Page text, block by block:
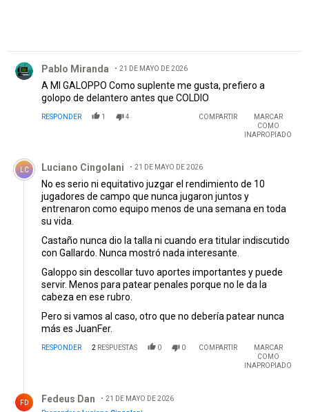
Pablo Miranda 21 DE MAYO DE 2026
A MI GALOPPO Como suplente me gusta, prefiero a
golopo de delantero antes que COLDIO
RESPONDER 1 4 COMPARTIR
MARCAR
COMO
INAPROPIADO
Comentario de Luciano Cingolani.
LC Luciano Cingolani 21 DE MAYO DE 2026
No es serio ni equitativo juzgar el rendimiento de 10
jugadores de campo que nunca jugaron juntos y
entrenaron como equipo menos de una semana en toda
su vida.
Castaño nunca dio la talla ni cuando era titular indiscutido
con Gallardo. Nunca mostró nada interesante.
Galoppo sin descollar tuvo aportes importantes y puede
servir. Menos para patear penales porque no le da la
cabeza en ese rubro.
Pero si vamos al caso, otro que no debería patear nunca
más es JuanFer.
RESPONDER 2 RESPUESTAS 0 0 COMPARTIR
MARCAR
COMO
INAPROPIADO
FD Fedeus Dan
21 DE MAYO DE 2026